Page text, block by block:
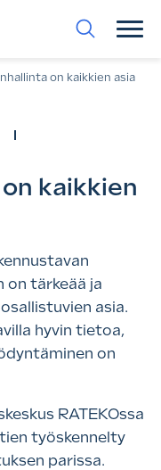
on kaikkien asia
kaikkien
on tärkeää ja
asia.
hyvin tietoa,
on
RATEKOssa
työskennelty
parissa.